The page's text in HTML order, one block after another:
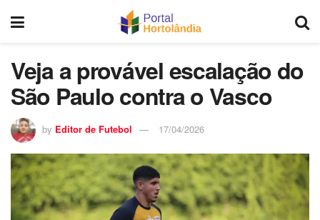
Veja a provável escalação do
São Paulo contra o Vasco
by Editor de Futebol 17/04/2026